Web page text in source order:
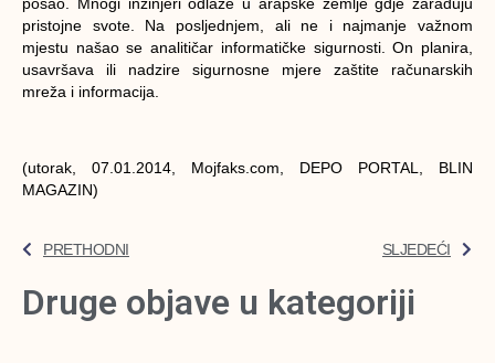
pristojne svote. Na posljednjem, ali ne i najmanje važnom
mjestu našao se analitičar informatičke sigurnosti. On planira,
usavršava ili nadzire sigurnosne mjere zaštite računarskih
mreža i informacija.
(utorak, 07.01.2014, Mojfaks.com, DEPO PORTAL, BLIN
MAGAZIN)
PRETHODNI SLJEDEĆI
Druge objave u kategoriji